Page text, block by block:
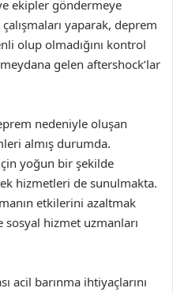
ekipler göndermeye
yaparak, deprem
olup olmadığını kontrol
gelen aftershock’lar
nedeniyle oluşan
almış durumda.
yoğun bir şekilde
hizmetleri de sunulmakta.
etkilerini azaltmak
hizmet uzmanları
acil barınma ihtiyaçlarını